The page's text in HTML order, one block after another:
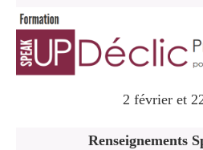
2 février et
Renseignements